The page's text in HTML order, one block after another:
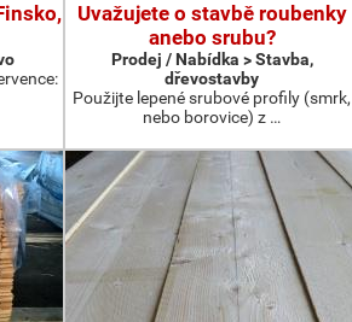
Uvažujete o stavbě roubenky
anebo srubu?
Prodej / Nabídka > Stavba,
dřevostavby
Použijte lepené srubové profily (smrk,
nebo borovice) z …